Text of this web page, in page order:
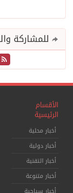
للمشاركة
الأقسام
الرئيسية
أخبار محلية
أخبار دولية
أخبار التقنية
أخبار متنوعة